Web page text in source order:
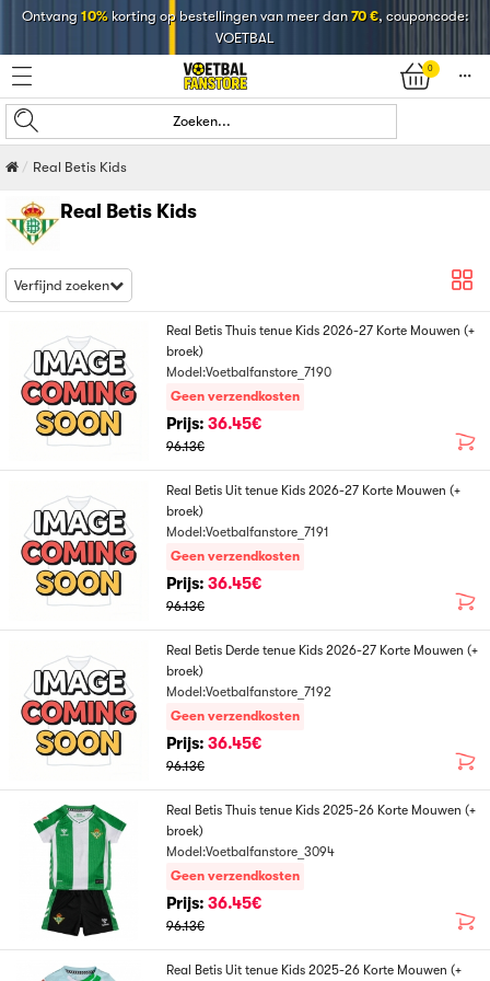
Ontvang 10%korting op bestellingen van meer dan70 €, couponcode:
VOETBAL
0
󰄒
Zoeken...
Real Betis Kids
Real Betis Kids
Verfijnd zoeken
Real Betis Thuis tenue Kids 2026-27 Korte Mouwen (+
broek)
Model:Voetbalfanstore_7190
Geen verzendkosten
Prijs: 36.45€
96.13€
Real Betis Uit tenue Kids 2026-27 Korte Mouwen (+
broek)
Model:Voetbalfanstore_7191
Geen verzendkosten
Prijs: 36.45€
96.13€
Real Betis Derde tenue Kids 2026-27 Korte Mouwen (+
broek)
Model:Voetbalfanstore_7192
Geen verzendkosten
Prijs: 36.45€
96.13€
Real Betis Thuis tenue Kids 2025-26 Korte Mouwen (+
broek)
Model:Voetbalfanstore_3094
Geen verzendkosten
Prijs: 36.45€
96.13€
Real Betis Uit tenue Kids 2025-26 Korte Mouwen (+